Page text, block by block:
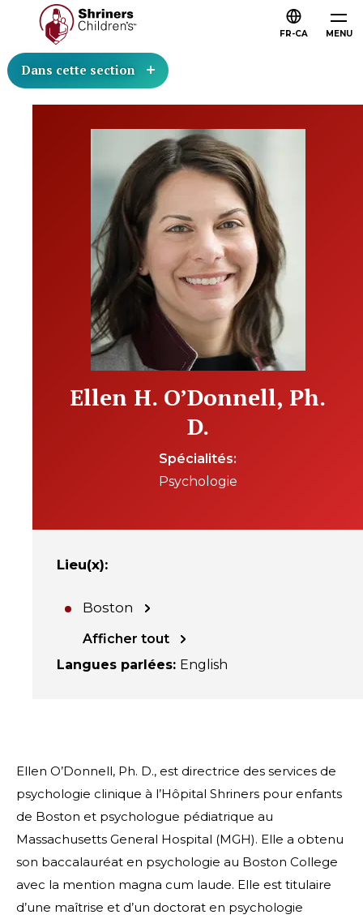
MENU
FR-CA
Dans cette section
Ellen H. O’Donnell, Ph.
D.
Spécialités
Psychologie
Lieu(x):
Boston
Afficher tout
Langues parlées: English
Ellen O’Donnell, Ph. D., est directrice des services de
psychologie clinique à l’Hôpital Shriners pour enfants
de Boston et psychologue pédiatrique au
Massachusetts General Hospital (MGH). Elle a obtenu
son baccalauréat en psychologie au Boston College
avec la mention magna cum laude. Elle est titulaire
d’une maîtrise et d’un doctorat en psychologie